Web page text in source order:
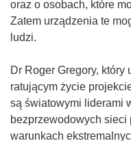
oraz o osobach, które
Zatem urządzenia te
ludzi.
Dr Roger Gregory,
ratującym życie
są światowymi liderami
bezprzewodowych
warunkach